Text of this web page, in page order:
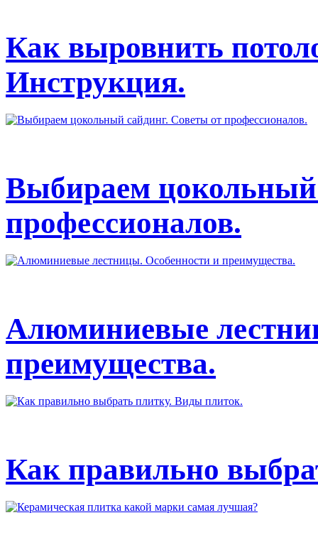
Как выровнить
Инструкция.
Выбираем цокольный
профессионалов.
Алюминиевые
преимущества.
Как правильно